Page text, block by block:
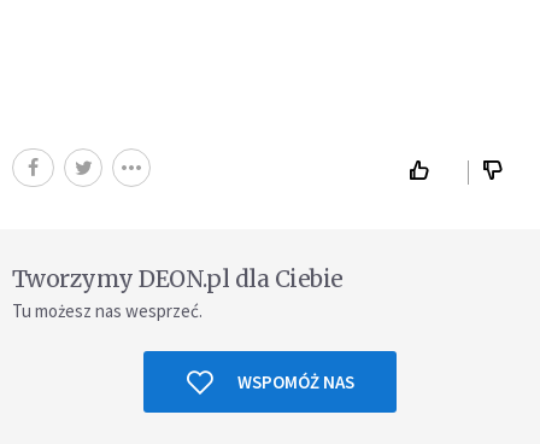
Tworzymy DEON.pl dla Ciebie
Tu możesz nas wesprzeć.
WSPOMÓŻ NAS